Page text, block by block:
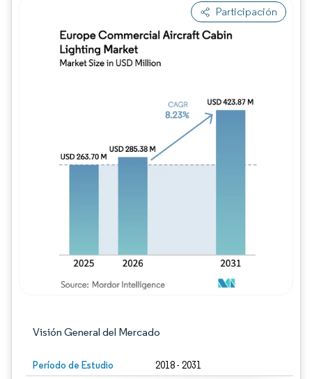
Participación
Visión General del Mercado
Período de Estudio 2018 - 2031
Imagen © Mordor Intelligence. El uso